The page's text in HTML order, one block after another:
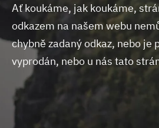
Ať koukáme, jak koukáme,
odkazem na našem webu
chybně zadaný odkaz, nebo je
vyprodán, nebo u nás tato